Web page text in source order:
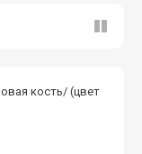
кость/ (цвет